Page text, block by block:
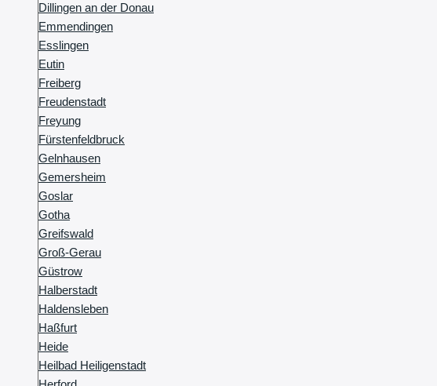
Dillingen an der Donau
Emmendingen
Esslingen
Eutin
Freiberg
Freudenstadt
Freyung
Fürstenfeldbruck
Gelnhausen
Gemersheim
Goslar
Gotha
Greifswald
Groß-Gerau
Güstrow
Halberstadt
Haldensleben
Haßfurt
Heide
Heilbad Heiligenstadt